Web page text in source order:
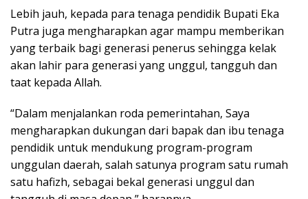
Lebih jauh, kepada para tenaga pendidik Bupati Eka
Putra juga mengharapkan agar mampu memberikan
yang terbaik bagi generasi penerus sehingga kelak
akan lahir para generasi yang unggul, tangguh dan
taat kepada Allah.
“Dalam menjalankan roda pemerintahan, Saya
mengharapkan dukungan dari bapak dan ibu tenaga
pendidik untuk mendukung program-program
unggulan daerah, salah satunya program satu rumah
satu hafizh, sebagai bekal generasi unggul dan